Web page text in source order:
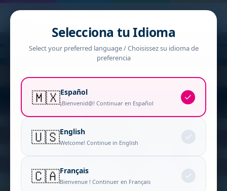
Selecciona tu Idioma
Select your preferred language / Choisissez su idioma de
preferencia
🇲🇽Español
¡Bienvenid@! Continuar en Español
🇺🇸English
Welcome! Continue in English
🇨🇦Français
Bienvenue ! Continuer en Français